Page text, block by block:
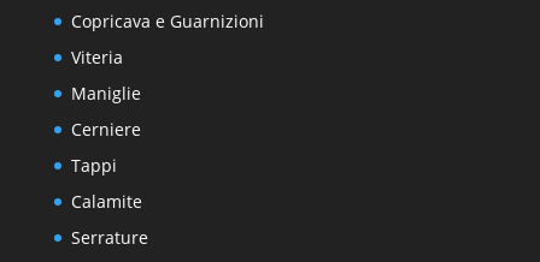
Copricava e Guarnizioni
Viteria
Maniglie
Cerniere
Tappi
Calamite
Serrature